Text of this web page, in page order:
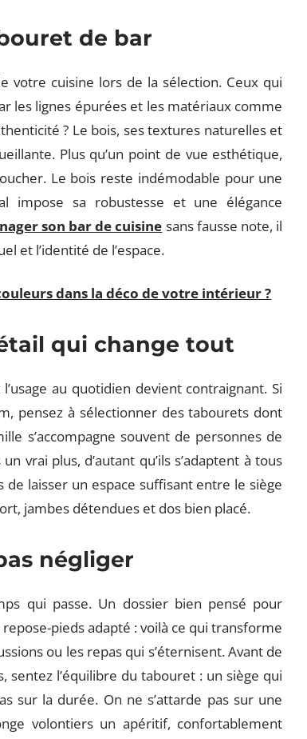
de bar
votre cuisine lors de la sélection. Ceux qui
les lignes épurées et les matériaux comme
? Le bois, ses textures naturelles et
Plus qu’un point de vue esthétique,
Le bois reste indémodable pour une
impose sa robustesse et une élégance
son bar de cuisine sans fausse note, il
et l’identité de l’espace.
dans la déco de votre intérieur ?
qui change tout
au quotidien devient contraignant. Si
pensez à sélectionner des tabourets dont
s’accompagne souvent de personnes de
vrai plus, d’autant qu’ils s’adaptent à tous
de laisser un espace suffisant entre le siège
jambes détendues et dos bien placé.
négliger
qui passe. Un dossier bien pensé pour
pieds adapté : voilà ce qui transforme
ou les repas qui s’éternisent. Avant de
sentez l’équilibre du tabouret : un siège qui
sur la durée. On ne s’attarde pas sur une
volontiers un apéritif, confortablement